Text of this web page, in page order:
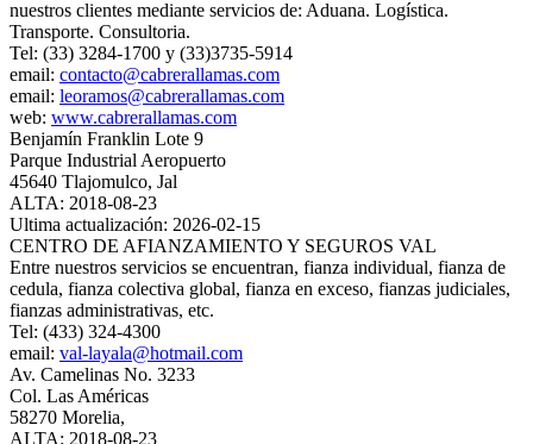
nuestros clientes mediante servicios de: Aduana. Logística.
Transporte. Consultoria.
Tel: (33) 3284-1700 y (33)3735-5914
email: contacto@cabrerallamas.com
email: leoramos@cabrerallamas.com
web: www.cabrerallamas.com
Benjamín Franklin Lote 9
Parque Industrial Aeropuerto
45640 Tlajomulco, Jal
ALTA: 2018-08-23
Ultima actualización: 2026-02-15
CENTRO DE AFIANZAMIENTO Y SEGUROS VAL
Entre nuestros servicios se encuentran, fianza individual, fianza de
cedula, fianza colectiva global, fianza en exceso, fianzas judiciales,
fianzas administrativas, etc.
Tel: (433) 324-4300
email: val-layala@hotmail.com
Av. Camelinas No. 3233
Col. Las Américas
58270 Morelia,
ALTA: 2018-08-23